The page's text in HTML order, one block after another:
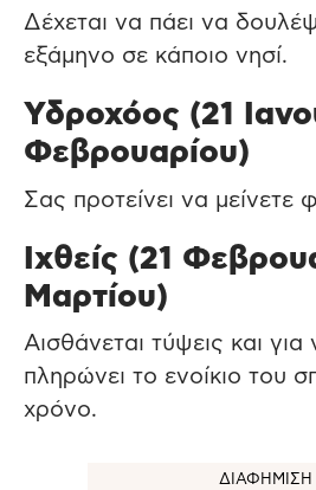
Δέχεται να πάει να
εξάμηνο σε κάποιο νησί.
Υδροχόος (21
Φεβρουαρίου)
Σας προτείνει να μείνετε
Ιχθείς (21
Μαρτίου)
Αισθάνεται τύψεις και για
πληρώνει το ενοίκιο του
χρόνο.